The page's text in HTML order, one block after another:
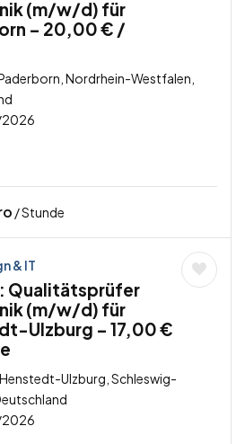
(m/w/d) für
– 20,00 € /
Nordrhein-Westfalen,
/ Stunde
& IT
Qualitätsprüfer
(m/w/d) für
Ulzburg – 17,00 €
Ulzburg, Schleswig-